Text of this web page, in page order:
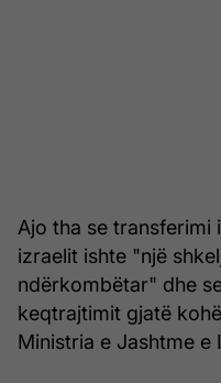
Ajo tha se transferimi
izraelit ishte "një
ndërkombëtar" dhe
keqtrajtimit gjatë
Ministria e Jashtme e